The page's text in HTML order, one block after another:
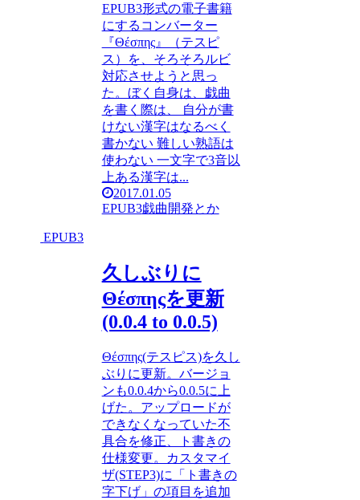
EPUB3形式の電子書籍
にするコンバーター
『Θέσπης』（テスピ
ス）を、そろそろルビ
対応させようと思っ
た。ぼく自身は、戯曲
を書く際は、 自分が書
けない漢字はなるべく
書かない 難しい熟語は
使わない 一文字で3音以
上ある漢字は...
2017.01.05
EPUB3戯曲 開発とか
EPUB3
久しぶりに
Θέσπηςを更新
(0.0.4 to 0.0.5)
Θέσπης(テスピス)を久し
ぶりに更新。バージョ
ンも0.0.4から0.0.5に上
げた。アップロードが
できなくなっていた不
具合を修正、ト書きの
仕様変更。カスタマイ
ザ(STEP3)に「ト書きの
字下げ」の項目を追加